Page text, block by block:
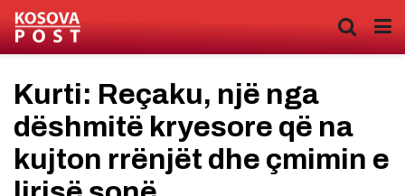
Kurti: Reçaku, një nga
dëshmitë kryesore që na
kujton rrënjët dhe çmimin e